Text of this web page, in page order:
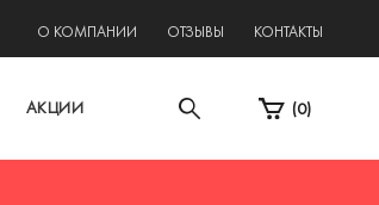
О КОМПАНИИ ОТЗЫВЫ КОНТАКТЫ
АКЦИИ (0)